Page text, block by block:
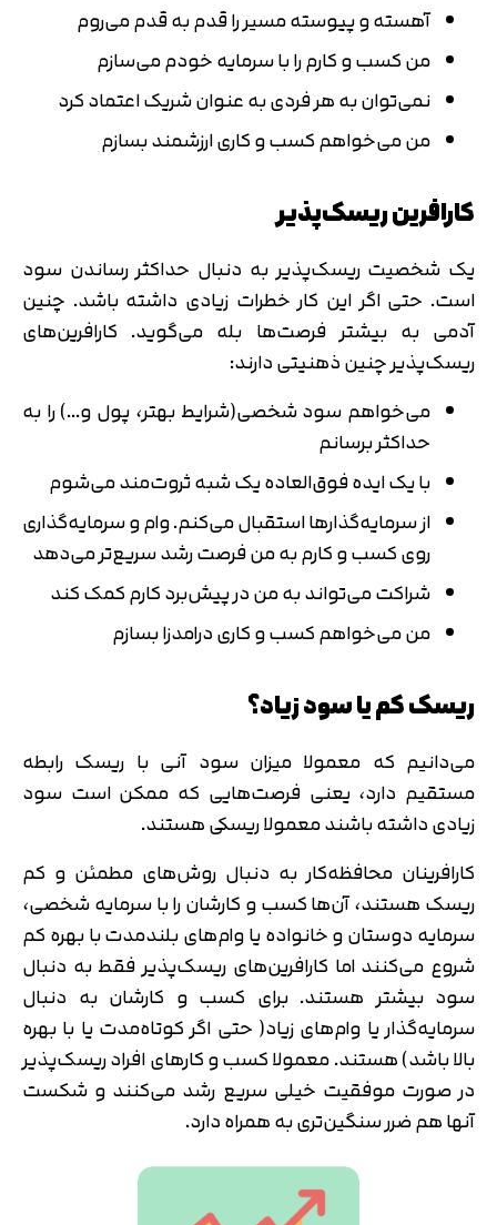
آهسته و پیوسته مسیر را قدم به قدم می‌روم
من کسب و کارم را با سرمایه خودم می‌سازم
نمی‌توان به هر فردی به عنوان شریک اعتماد کرد
من می‌خواهم کسب و کاری ارزشمند بسازم
کارافرین ریسک‌پذیر
یک شخصیت ریسک‌پذیر به دنبال حداکثر رساندن سود
است. حتی اگر این کار خطرات زیادی داشته باشد. چنین
آدمی به بیشتر فرصت‌ها بله می‌گوید. کارافرین‌های
ریسک‌پذیر چنین ذهنیتی دارند:
می‌خواهم سود شخصی(شرایط بهتر، پول و…) را به
حداکثر برسانم
با یک ایده فوق‌العاده یک شبه ثروت‌مند می‌شوم
از سرمایه‌گذارها استقبال می‌کنم. وام و سرمایه‌گذاری
روی کسب و کارم به من فرصت رشد سریع‌تر می‌دهد
شراکت می‌تواند به من در پیش‌برد کارم کمک کند
من می‌خواهم کسب و کاری درامدزا بسازم
ریسک کم یا سود زیاد؟
می‌دانیم که معمولا میزان سود آنی با ریسک رابطه
مستقیم دارد، یعنی فرصت‌هایی که ممکن است سود
زیادی داشته باشند معمولا ریسکی هستند.
کارافرینان محافظه‌کار به دنبال روش‌های مطمئن و کم
ریسک هستند، آن‌ها کسب و کارشان را با سرمایه شخصی،
سرمایه دوستان و خانواده یا وام‌های بلندمدت با بهره کم
شروع می‌کنند اما کارافرین‌های ریسک‌پذیر فقط به دنبال
سود بیشتر هستند. برای کسب و کارشان به دنبال
سرمایه‌گذار یا وام‌های زیاد( حتی اگر کوتاه‌مدت یا با بهره
بالا باشد) هستند. معمولا کسب و کارهای افراد ریسک‌پذیر
در صورت موفقیت خیلی سریع‌ رشد می‌کنند و شکست
آنها هم ضرر سنگین‌تری به همراه دارد.